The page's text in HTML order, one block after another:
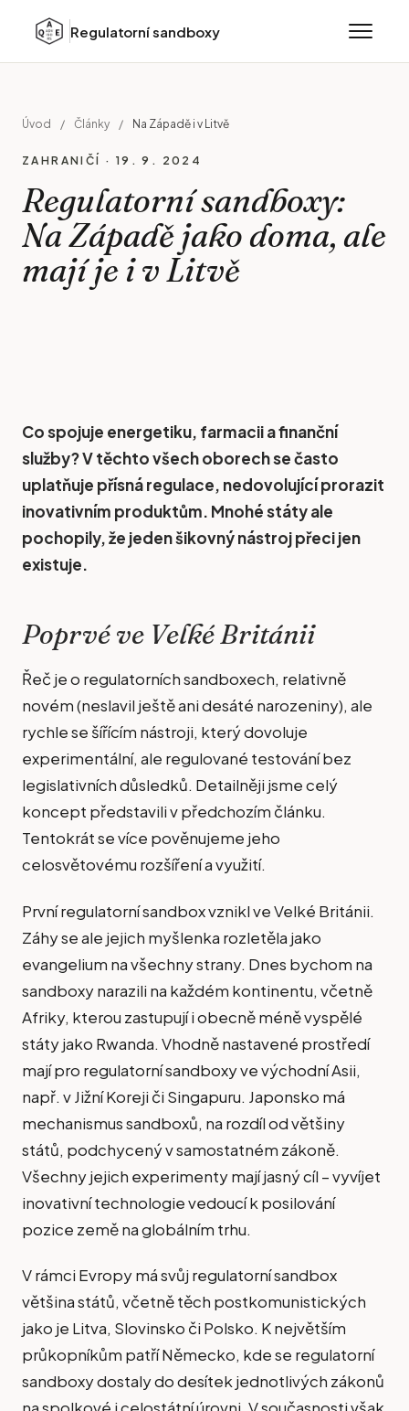
Regulatorní sandboxy
Úvod / Články / Na Západě i v Litvě
ZAHRANIČÍ · 19. 9. 2024
Regulatorní sandboxy:
Na Západě jako doma, ale
mají je i v Litvě
Co spojuje energetiku, farmacii a finanční
služby? V těchto všech oborech se často
uplatňuje přísná regulace, nedovolující prorazit
inovativním produktům. Mnohé státy ale
pochopily, že jeden šikovný nástroj přeci jen
existuje.
Poprvé ve Velké Británii
Řeč je o regulatorních sandboxech, relativně
novém (neslavil ještě ani desáté narozeniny), ale
rychle se šířícím nástroji, který dovoluje
experimentální, ale regulované testování bez
legislativních důsledků. Detailněji jsme celý
koncept představili v předchozím článku.
Tentokrát se více pověnujeme jeho
celosvětovému rozšíření a využití.
První regulatorní sandbox vznikl ve Velké Británii.
Záhy se ale jejich myšlenka rozletěla jako
evangelium na všechny strany. Dnes bychom na
sandboxy narazili na každém kontinentu, včetně
Afriky, kterou zastupují i obecně méně vyspělé
státy jako Rwanda. Vhodně nastavené prostředí
mají pro regulatorní sandboxy ve východní Asii,
např. v Jižní Koreji či Singapuru. Japonsko má
mechanismus sandboxů, na rozdíl od většiny
států, podchycený v samostatném zákoně.
Všechny jejich experimenty mají jasný cíl – vyvíjet
inovativní technologie vedoucí k posilování
pozice země na globálním trhu.
V rámci Evropy má svůj regulatorní sandbox
většina států, včetně těch postkomunistických
jako je Litva, Slovinsko či Polsko. K největším
průkopníkům patří Německo, kde se regulatorní
sandboxy dostaly do desítek jednotlivých zákonů